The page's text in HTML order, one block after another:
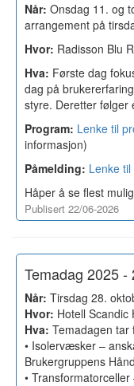
Når: Onsdag 11. og
arrangement på
Hvor: Radisson Blu
Hva: Første dag
dag på
styre. Deretter følger
Program: Lenke til
informasjon)
Påmelding: Lenke
Håper å se flest
Publisert 22/06-2026
Temadag 2025 -
Når: Tirsdag 28.
Hvor: Hotell
Hva: Temadagen tar
• Isolervæsker –
Brukergruppens
•